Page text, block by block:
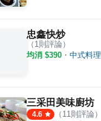
忠鑫快炒
（ 1則評論）
均消 $390 ・ 中式料理
三采田美味廚坊
4.6 （ 11 則評論）